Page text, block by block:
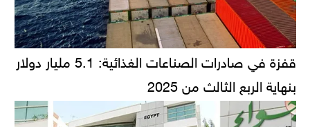
قفزة في صادرات الصناعات الغذائية: 5.1 مليار دولار
بنهاية الربع الثالث من 2025